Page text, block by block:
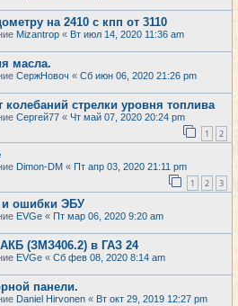
на 2410 с кпп от 3110
Mizantrop « Вт июл 14, 2020 11:36 am
масла.
СержНовоч « Сб июн 06, 2020 21:26 pm
колебаний стрелки уровня топлива
Сергей77 « Чт май 07, 2020 20:24 pm
1 2
Dimon-DM « Пт апр 03, 2020 21:11 pm
1 2 3
и ошибки ЭБУ
EVGe « Пт мар 06, 2020 9:20 am
(ЗМЗ406.2) в ГАЗ 24
EVGe « Сб фев 08, 2020 8:14 am
панели.
Daniel Hirvonen « Вт окт 29, 2019 12:27 pm